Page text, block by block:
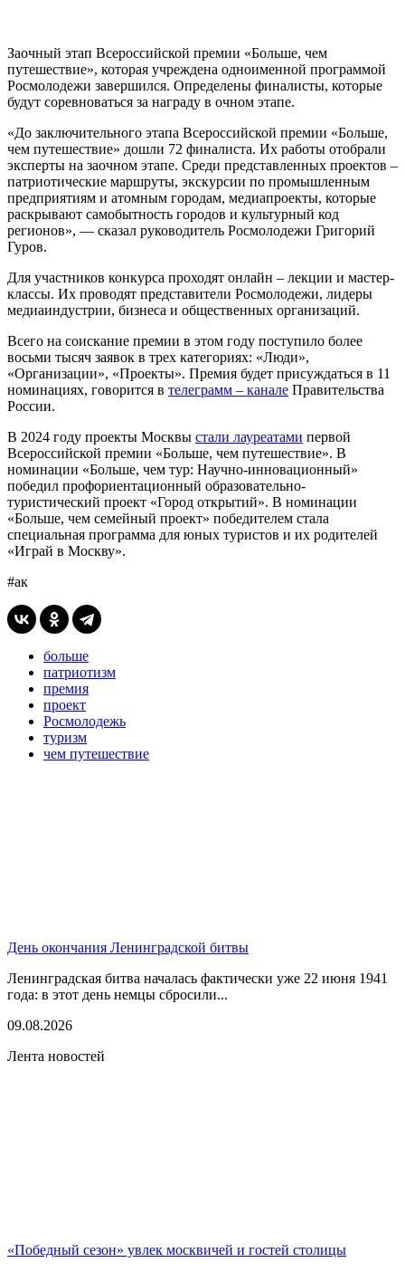
Заочный этап Всероссийской премии «Больше, чем
путешествие», которая учреждена одноименной программой
Росмолодежи завершился. Определены финалисты, которые
будут соревноваться за награду в очном этапе.
«До заключительного этапа Всероссийской премии «Больше,
чем путешествие» дошли 72 финалиста. Их работы отобрали
эксперты на заочном этапе. Среди представленных проектов –
патриотические маршруты, экскурсии по промышленным
предприятиям и атомным городам, медиапроекты, которые
раскрывают самобытность городов и культурный код
регионов», — сказал руководитель Росмолодежи Григорий
Гуров.
Для участников конкурса проходят онлайн – лекции и мастер-
классы. Их проводят представители Росмолодежи, лидеры
медиаиндустрии, бизнеса и общественных организаций.
Всего на соискание премии в этом году поступило более
восьми тысяч заявок в трех категориях: «Люди»,
«Организации», «Проекты». Премия будет присуждаться в 11
номинациях, говорится в телеграмм – канале Правительства
России.
В 2024 году проекты Москвы стали лауреатами первой
Всероссийской премии «Больше, чем путешествие». В
номинации «Больше, чем тур: Научно-инновационный»
победил профориентационный образовательно-
туристический проект «Город открытий». В номинации
«Больше, чем семейный проект» победителем стала
специальная программа для юных туристов и их родителей
«Играй в Москву».
#ак
больше
патриотизм
премия
проект
Росмолодежь
туризм
чем путешествие
День окончания Ленинградской битвы
Ленинградская битва началась фактически уже 22 июня 1941
года: в этот день немцы сбросили...
09.08.2026
Лента новостей
«Победный сезон» увлек москвичей и гостей столицы